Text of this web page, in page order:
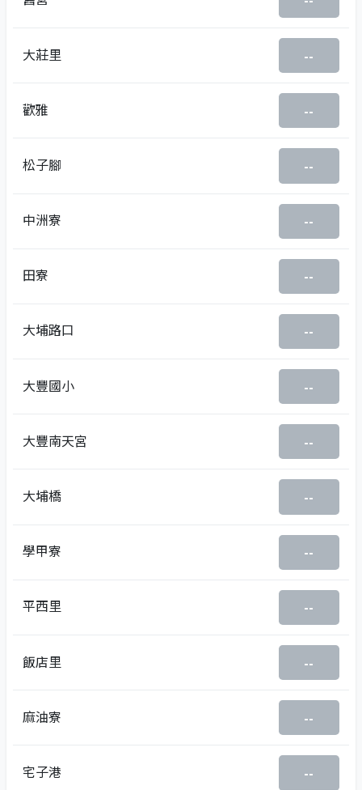
大莊里 --
歡雅 --
松子腳 --
中洲寮 --
田寮 --
大埔路口 --
大豐國小 --
大豐南天宮 --
大埔橋 --
學甲寮 --
平西里 --
飯店里 --
麻油寮 --
宅子港 --